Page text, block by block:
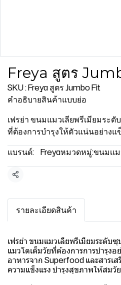
Freya สูตร
SKU : Freya สูตร Jumbo Fit
คำอธิบายสินค้าแบบย่อ
เฟรย่า ขนมแมวเลียพรีเมียมระ
ที่ต้องการบำรุงให้ตัวแน่นอย่างแ
แบรนด์: Freyaหมวดหมู่:ขนมเเ
แชร์
รายละเอียดสินค้า
เฟรย่า ขนมแมวเลียพรีเมียมระดับ
แมวโตเต็มวัยที่ต้องการการบำรุง
อาหารจาก Superfood และสารเ
ความแข็งแรง บำรุงสุขภาพให้สมวัย